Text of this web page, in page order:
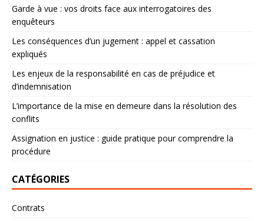
Garde à vue : vos droits face aux interrogatoires des
enquêteurs
Les conséquences d’un jugement : appel et cassation
expliqués
Les enjeux de la responsabilité en cas de préjudice et
d’indemnisation
L’importance de la mise en demeure dans la résolution des
conflits
Assignation en justice : guide pratique pour comprendre la
procédure
CATÉGORIES
Contrats